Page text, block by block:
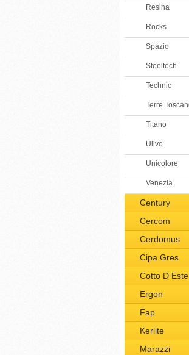
Resina
Rocks
Spazio
Steeltech
Technic
Terre
Titano
Ulivo
Unicolore
Venezia
Century
Cercom
Cerdomus
Cipa Gres
Cotto D Este
Ergon
Fap
Kerlite
Marazzi